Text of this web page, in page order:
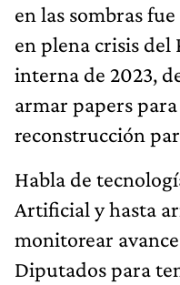
en las sombras
en plena crisis del
interna de 2023,
armar papers
reconstrucción
Habla de
Artificial y hasta
monitorear
Diputados para